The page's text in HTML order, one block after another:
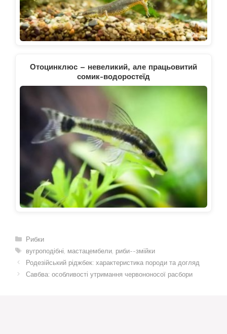
Отоцинклюс – невеликий, але працьовитий
сомик-водоростеїд
Категорії
Рибки
Позначки
вугроподібні мастацембели, риби--змійки
Родезійський ріджбек: характеристика породи та догляд
Савбва: особливості утримання червононосої расбори